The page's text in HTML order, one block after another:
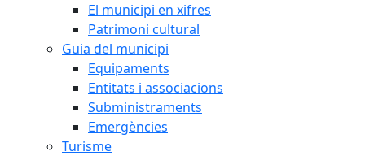
El municipi en xifres
Patrimoni cultural
Guia del municipi
Equipaments
Entitats i associacions
Subministraments
Emergències
Turisme